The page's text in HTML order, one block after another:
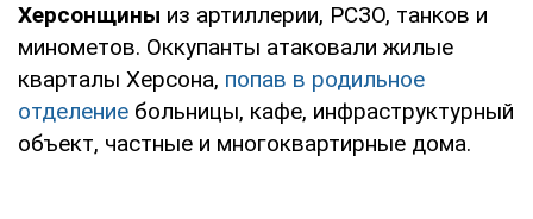
Херсонщины из артиллерии, РСЗО, танков и
минометов. Оккупанты атаковали жилые
кварталы Херсона, попав в родильное
отделение больницы, кафе, инфраструктурный
объект, частные и многоквартирные дома.